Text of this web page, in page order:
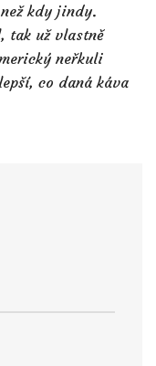
kdy jindy.
tak už vlastně
neřkuli
co daná káva